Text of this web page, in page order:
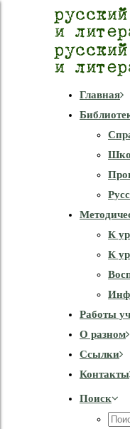
Главная
К
К
Работы
О разном
Cсылки
Контакты
Поиск